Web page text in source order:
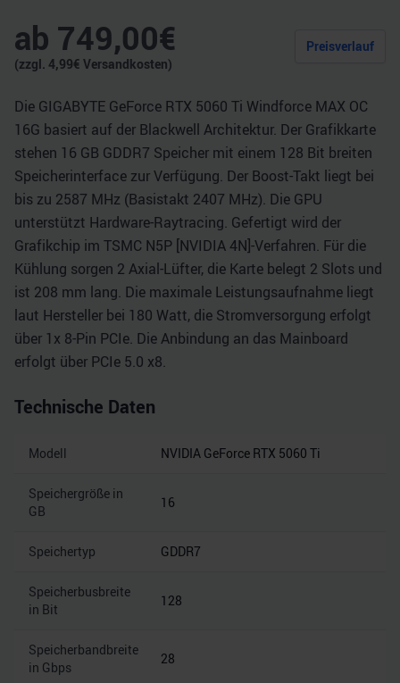
ab 749,00€
(zzgl. 4,99€ Versandkosten)
Preisverlauf
Die GIGABYTE GeForce RTX 5060 Ti Windforce MAX OC
16G basiert auf der Blackwell Architektur. Der Grafikkarte
stehen 16 GB GDDR7 Speicher mit einem 128 Bit breiten
Speicherinterface zur Verfügung. Der Boost-Takt liegt bei
bis zu 2587 MHz (Basistakt 2407 MHz). Die GPU
unterstützt Hardware-Raytracing. Gefertigt wird der
Grafikchip im TSMC N5P [NVIDIA 4N]-Verfahren. Für die
Kühlung sorgen 2 Axial-Lüfter, die Karte belegt 2 Slots und
ist 208 mm lang. Die maximale Leistungsaufnahme liegt
laut Hersteller bei 180 Watt, die Stromversorgung erfolgt
über 1x 8-Pin PCIe. Die Anbindung an das Mainboard
erfolgt über PCIe 5.0 x8.
Technische Daten
Modell NVIDIA GeForce RTX 5060 Ti
Speichergröße in
GB
16
Speichertyp GDDR7
Speicherbusbreite
in Bit
128
Speicherbandbreite
in Gbps
28